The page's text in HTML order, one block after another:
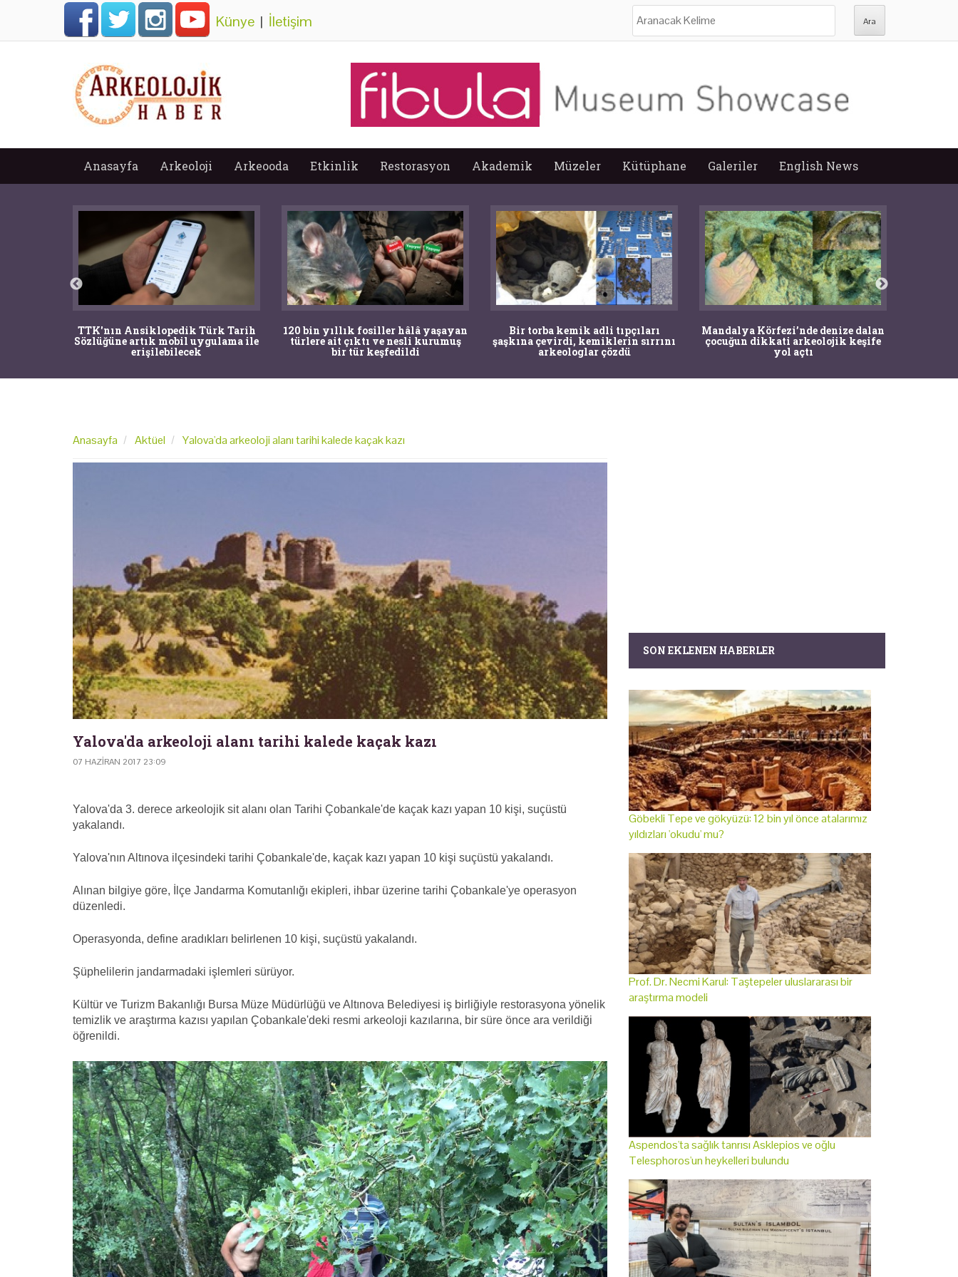
Künye | İletişim
Anasayfa Arkeoloji Arkeooda Etkinlik Restorasyon Akademik Müzeler Kütüphane Galeriler English News
TTK'nın Ansiklopedik Türk Tarih
Sözlüğüne artık mobil uygulama ile
erişilebilecek
120 bin yıllık fosiller hâlâ yaşayan
türlere ait çıktı ve nesli kurumuş
bir tür keşfedildi
Bir torba kemik adli tıpçıları
şaşkına çevirdi, kemiklerin sırrını
arkeologlar çözdü
Mandalya Körfezi’nde denize dalan
çocuğun dikkati arkeolojik keşife
yol açtı
Anasayfa Aktüel Yalova'da arkeoloji alanı tarihi kalede kaçak kazı
Yalova'da arkeoloji alanı tarihi kalede kaçak kazı
07 HAZIRAN 2017 23:09
Yalova'da 3. derece arkeolojik sit alanı olan Tarihi Çobankale'de kaçak kazı yapan 10 kişi, suçüstü
yakalandı.
Yalova'nın Altınova ilçesindeki tarihi Çobankale'de, kaçak kazı yapan 10 kişi suçüstü yakalandı.
Alınan bilgiye göre, İlçe Jandarma Komutanlığı ekipleri, ihbar üzerine tarihi Çobankale'ye operasyon
düzenledi.
Operasyonda, define aradıkları belirlenen 10 kişi, suçüstü yakalandı.
Şüphelilerin jandarmadaki işlemleri sürüyor.
Kültür ve Turizm Bakanlığı Bursa Müze Müdürlüğü ve Altınova Belediyesi iş birliğiyle restorasyona yönelik
temizlik ve araştırma kazısı yapılan Çobankale'deki resmi arkeoloji kazılarına, bir süre önce ara verildiği
öğrenildi.
SON EKLENEN HABERLER
Göbekli Tepe ve gökyüzü: 12 bin yıl önce atalarımız
yıldızları 'okudu' mu?
Prof. Dr. Necmi Karul: Taştepeler uluslararası bir
araştırma modeli
Aspendos'ta sağlık tanrısı Asklepios ve oğlu
Telesphoros'un heykelleri bulundu